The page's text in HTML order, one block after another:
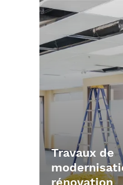
Travaux de
rénovation